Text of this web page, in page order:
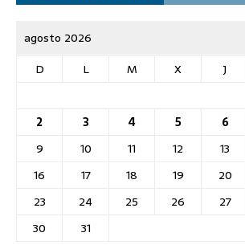
agosto 2026
D
L M X J
2
3 4 5 6
9
10 11 12 13
16
17 18 19 20
23
24 25 26 27
30
31